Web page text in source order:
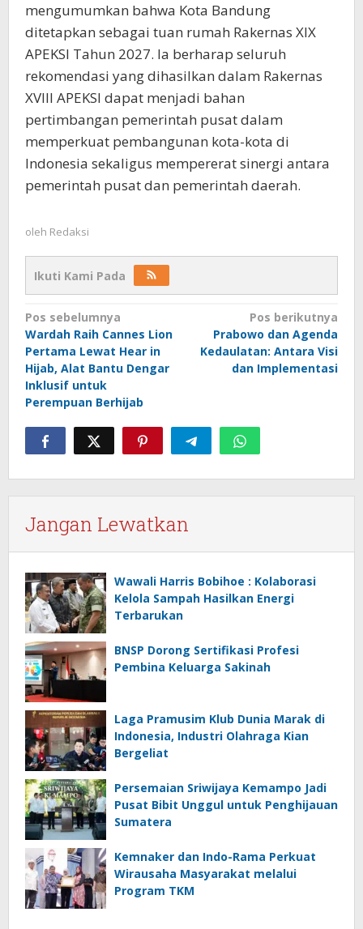
mengumumkan bahwa Kota Bandung
ditetapkan sebagai tuan rumah Rakernas XIX
APEKSI Tahun 2027. Ia berharap seluruh
rekomendasi yang dihasilkan dalam Rakernas
XVIII APEKSI dapat menjadi bahan
pertimbangan pemerintah pusat dalam
memperkuat pembangunan kota-kota di
Indonesia sekaligus mempererat sinergi antara
pemerintah pusat dan pemerintah daerah.
oleh Redaksi
Ikuti Kami Pada
Navigasi
pos
Pos sebelumnya
Wardah Raih Cannes Lion
Pertama Lewat Hear in
Hijab, Alat Bantu Dengar
Inklusif untuk
Perempuan Berhijab
Pos berikutnya
Prabowo dan Agenda
Kedaulatan: Antara Visi
dan Implementasi
Jangan Lewatkan
Wawali Harris Bobihoe : Kolaborasi
Kelola Sampah Hasilkan Energi
Terbarukan
BNSP Dorong Sertifikasi Profesi
Pembina Keluarga Sakinah
Laga Pramusim Klub Dunia Marak di
Indonesia, Industri Olahraga Kian
Bergeliat
Persemaian Sriwijaya Kemampo Jadi
Pusat Bibit Unggul untuk Penghijauan
Sumatera
Kemnaker dan Indo-Rama Perkuat
Wirausaha Masyarakat melalui
Program TKM